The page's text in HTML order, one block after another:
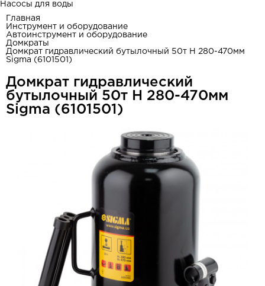
Насосы для воды
Главная
Инструмент и оборудование
Автоинструмент и оборудование
Домкраты
Домкрат гидравлический бутылочный 50т H 280-470мм
Sigma (6101501)
Домкрат гидравлический
бутылочный 50т H 280-470мм
Sigma (6101501)